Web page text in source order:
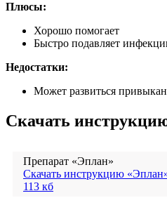
Плюсы:
Хорошо помогает
Быстро подавляет
Недостатки:
Может развиться
Скачать
Препарат «Эплан»
Скачать инструкцию
113 кб